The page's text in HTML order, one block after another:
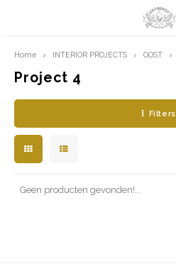
Hoofdmenu / limited prints
CLASSIC LADIES
ORIENTAL
Hoofdmenu
Nederlands
Home INTERIOR PROJECTS OOST
Project 4
Filters
Geen producten gevonden!...